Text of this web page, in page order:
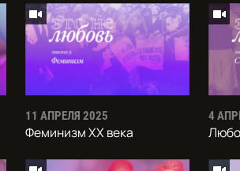
11 АПРЕЛЯ 2025
Феминизм XX века
4